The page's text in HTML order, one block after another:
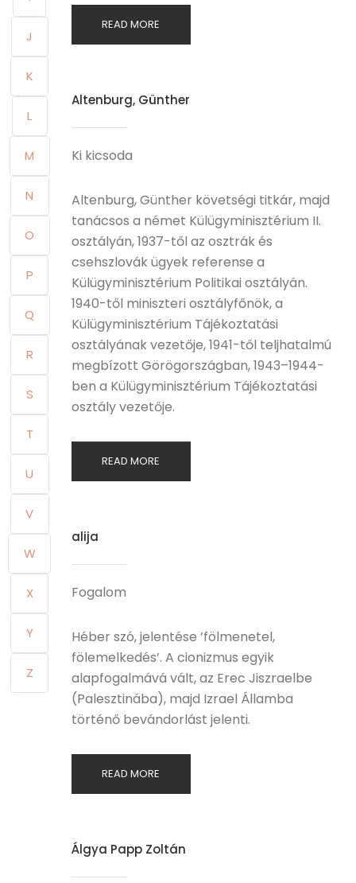
J
K
L
M
N
O
P
Q
R
S
T
U
V
W
X
Y
Z
READ MORE
Altenburg, Günther
Ki kicsoda
Altenburg, Günther követségi titkár, majd
tanácsos a német Külügyminisztérium II.
osztályán, 1937-től az osztrák és
csehszlovák ügyek referense a
Külügyminisztérium Politikai osztályán.
1940-től miniszteri osztályfőnök, a
Külügyminisztérium Tájékoztatási
osztályának vezetője, 1941-től teljhatalmú
megbízott Görögországban, 1943–1944-
ben a Külügyminisztérium Tájékoztatási
osztály vezetője.
READ MORE
alija
Fogalom
Héber szó, jelentése ’fölmenetel,
fölemelkedés’. A cionizmus egyik
alapfogalmává vált, az Erec Jiszraelbe
(Palesztinába), majd Izrael Államba
történő bevándorlást jelenti.
READ MORE
Álgya Papp Zoltán